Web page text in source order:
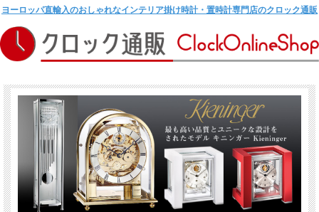
ヨーロッパ直輸入のおしゃれなインテリア掛け時計・置時計専門店のクロック通販